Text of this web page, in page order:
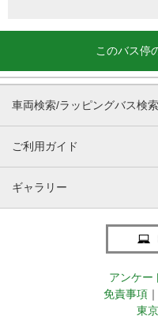
このバス停
車両検索/ラッピングバス検索
ご利用ガイド
ギャラリー
アンケー
免責事項 ｜
東